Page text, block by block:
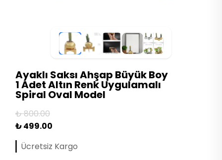
Ayaklı Saksı Ahşap Büyük Boy
1 Adet Altın Renk Uygulamalı
Spiral Oval Model
₺ 800.00
₺ 499.00
Ücretsiz Kargo